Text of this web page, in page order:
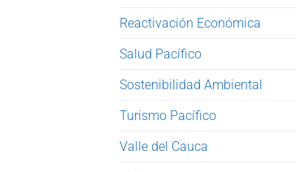
Reactivación Económica
Salud Pacífico
Sostenibilidad Ambiental
Turismo Pacífico
Valle del Cauca